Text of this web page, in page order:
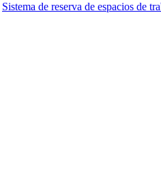
Sistema de reserva de espacios de